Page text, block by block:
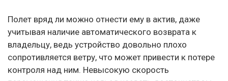
Полет вряд ли можно отнести ему в актив, даже
учитывая наличие автоматического возврата к
владельцу, ведь устройство довольно плохо
сопротивляется ветру, что может привести к потере
контроля над ним. Невысокую скорость